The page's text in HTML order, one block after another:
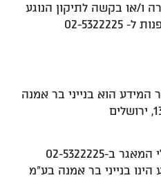
ו/או בקשה לתיקון הנוגע
5322225
המידע הוא בנייני בר אמנה
ב-02-5322225
בנייני בר אמנה בע"מ